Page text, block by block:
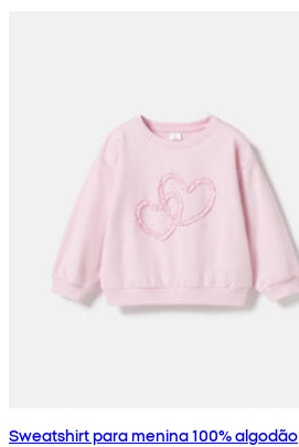
Sweatshirt para menina 100% algodão